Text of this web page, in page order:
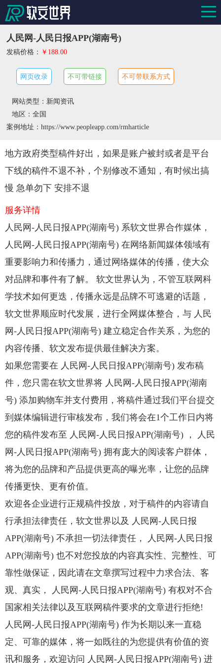
人民网-人民日报APP(湖南号)
发稿价格： ￥188.00
网页收录 不可带链接 不可带联系方式
网站类型：新闻资讯
地区：全国
案例地址：https://www.peopleapp.com/rmharticle
地方政府类型稿件好出，如果是账户被封或者是平台
下线的稿件不退不补，个别修改不通知，有时候出搞
慢 急单勿下 安排不退
服务详情
人民网-人民日报APP(湖南号) 系软文世界合作媒体，
人民网-人民日报APP(湖南号) 在网络新闻媒体领域有
重要影响力和传播力，通过网络媒体的传播，使大众
对品牌和事件有了解。 软文世界认为，不管互联网科
学技术如何更迭，传播永远是品牌不可逃避的话题，
软文世界顺应时代发展，进行全网媒体整合，与 人民
网-人民日报APP(湖南号) 建立稳定合作关系，为您的
内容传播、软文发布提供最佳解决方案。
如果您需要在 人民网-人民日报APP(湖南号) 发布稿
件，您只需在软文世界将 人民网-人民日报APP(湖南
号) 添加购物车并支付费用，将稿件通过我们平台提交
到媒体编辑进行审核发布，我们将会在1个工作日内将
您的稿件发布至 人民网-人民日报APP(湖南号) ， 人民
网-人民日报APP(湖南号) 拥有庞大的阅读客户群体，
将为您的品牌和产品提供更高的曝光率，让您的品牌
传播更快、更有价值。
欢迎各企业进行正规稿件投放，对于稿件的内容请自
行承担法律责任，软文世界以及 人民网-人民日报
APP(湖南号) 不承担一切法律责任， 人民网-人民日报
APP(湖南号) 也不对您投放的内容真实性、完整性、可
靠性做保证，因此请在文章撰写过程中力求合法、客
观、真实， 人民网-人民日报APP(湖南号) 有权对不合
国家相关法律以及互联网稿件要求的文章进行拒绝!
人民网-人民日报APP(湖南号) 作为长期以来一直稳
定、可靠的媒体，将一如既往的为您提供有价值的资
讯和服务，欢迎访问 人民网-人民日报APP(湖南号) 进